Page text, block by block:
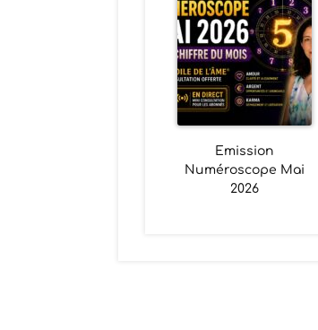
Emission
Numéroscope Mai
2026